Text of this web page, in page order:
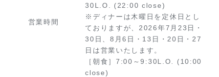
営業時間
30L.O. (22:00 close)
※ディナーは木曜日を定休日とし
ておりますが、2026年7月23日・
30日、8月6日・13日・20日・27
日は営業いたします。
［朝食］7:00～9:30L.O. (10:00
close)